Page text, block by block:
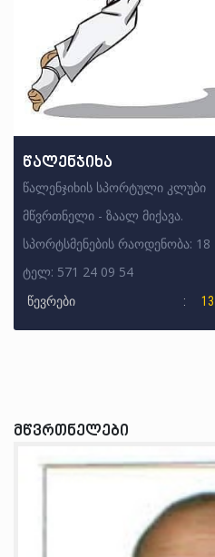
წალენჯიხა
წალენჯიხის სპორტული კლუბი
მწვრთნელი - ზაალ მიქავა.
სპორტსმენების რაოდენობა: 18
ტელ: 571 24 09 54
წევრები 13
მწვრთნელები